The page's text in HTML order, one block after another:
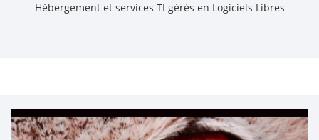
Hébergement et services TI gérés en Logiciels Libres